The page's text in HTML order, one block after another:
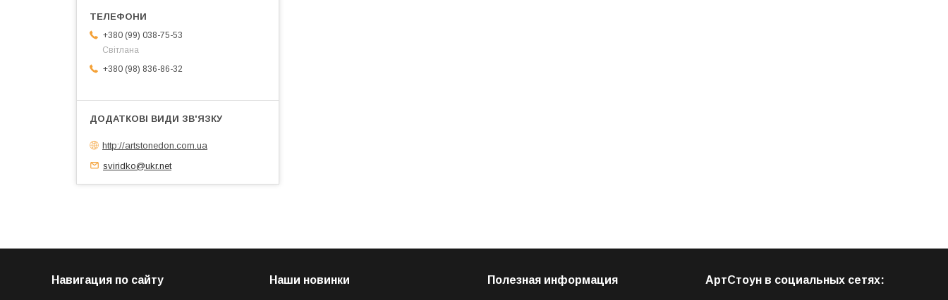
+380 (99) 038-75-53
Світлана
+380 (98) 836-86-32
http://artstonedon.com.ua
sviridko@ukr.net
Навигация по сайту Наши новинки Полезная информация АртСтоун в социальных сетях: